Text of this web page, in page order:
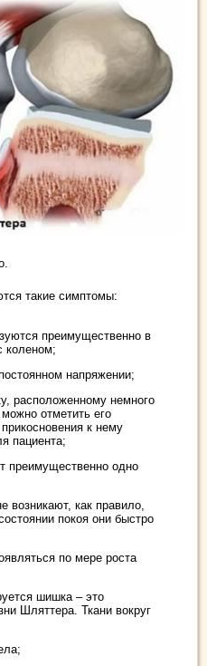
такие симптомы:
преимущественно в
коленом;
напряжении;
расположенному немного
отметить его
к нему
пациента;
преимущественно одно
как правило,
покоя они быстро
по мере роста
шишка – это
Шляттера. Ткани вокруг